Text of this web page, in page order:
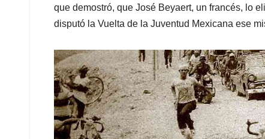
que demostró, que José Beyaert, un francés, lo
disputó la Vuelta de la Juventud Mexicana ese